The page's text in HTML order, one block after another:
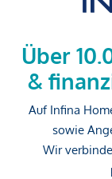
Über
&
Auf Infina
sowie
Wir